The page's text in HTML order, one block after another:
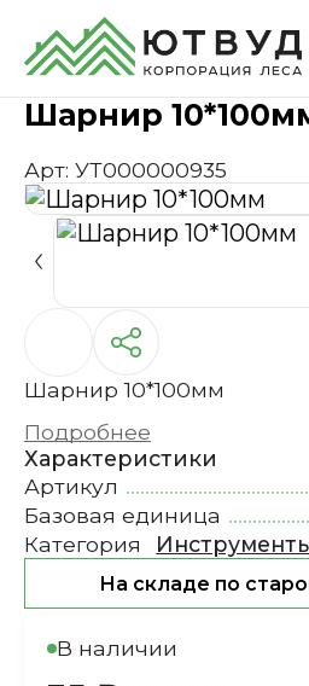
ГлавнаяКаталог
Шарнир
Арт: УТ000000935
Шарнир 10*100мм
Подробнее
Характеристики
Артикул
Базовая единица
Категория
На складе по
В наличии